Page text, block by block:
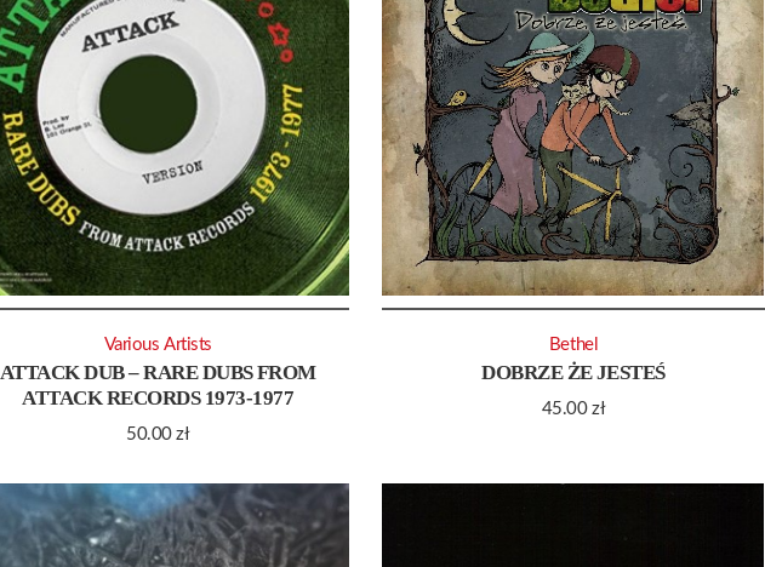
ATTACK DUB – RARE DUBS FROM
ATTACK RECORDS 1973-1977
50.00zł
Various Artists
DOBRZE ŻE JESTEŚ
45.00zł
Bethel